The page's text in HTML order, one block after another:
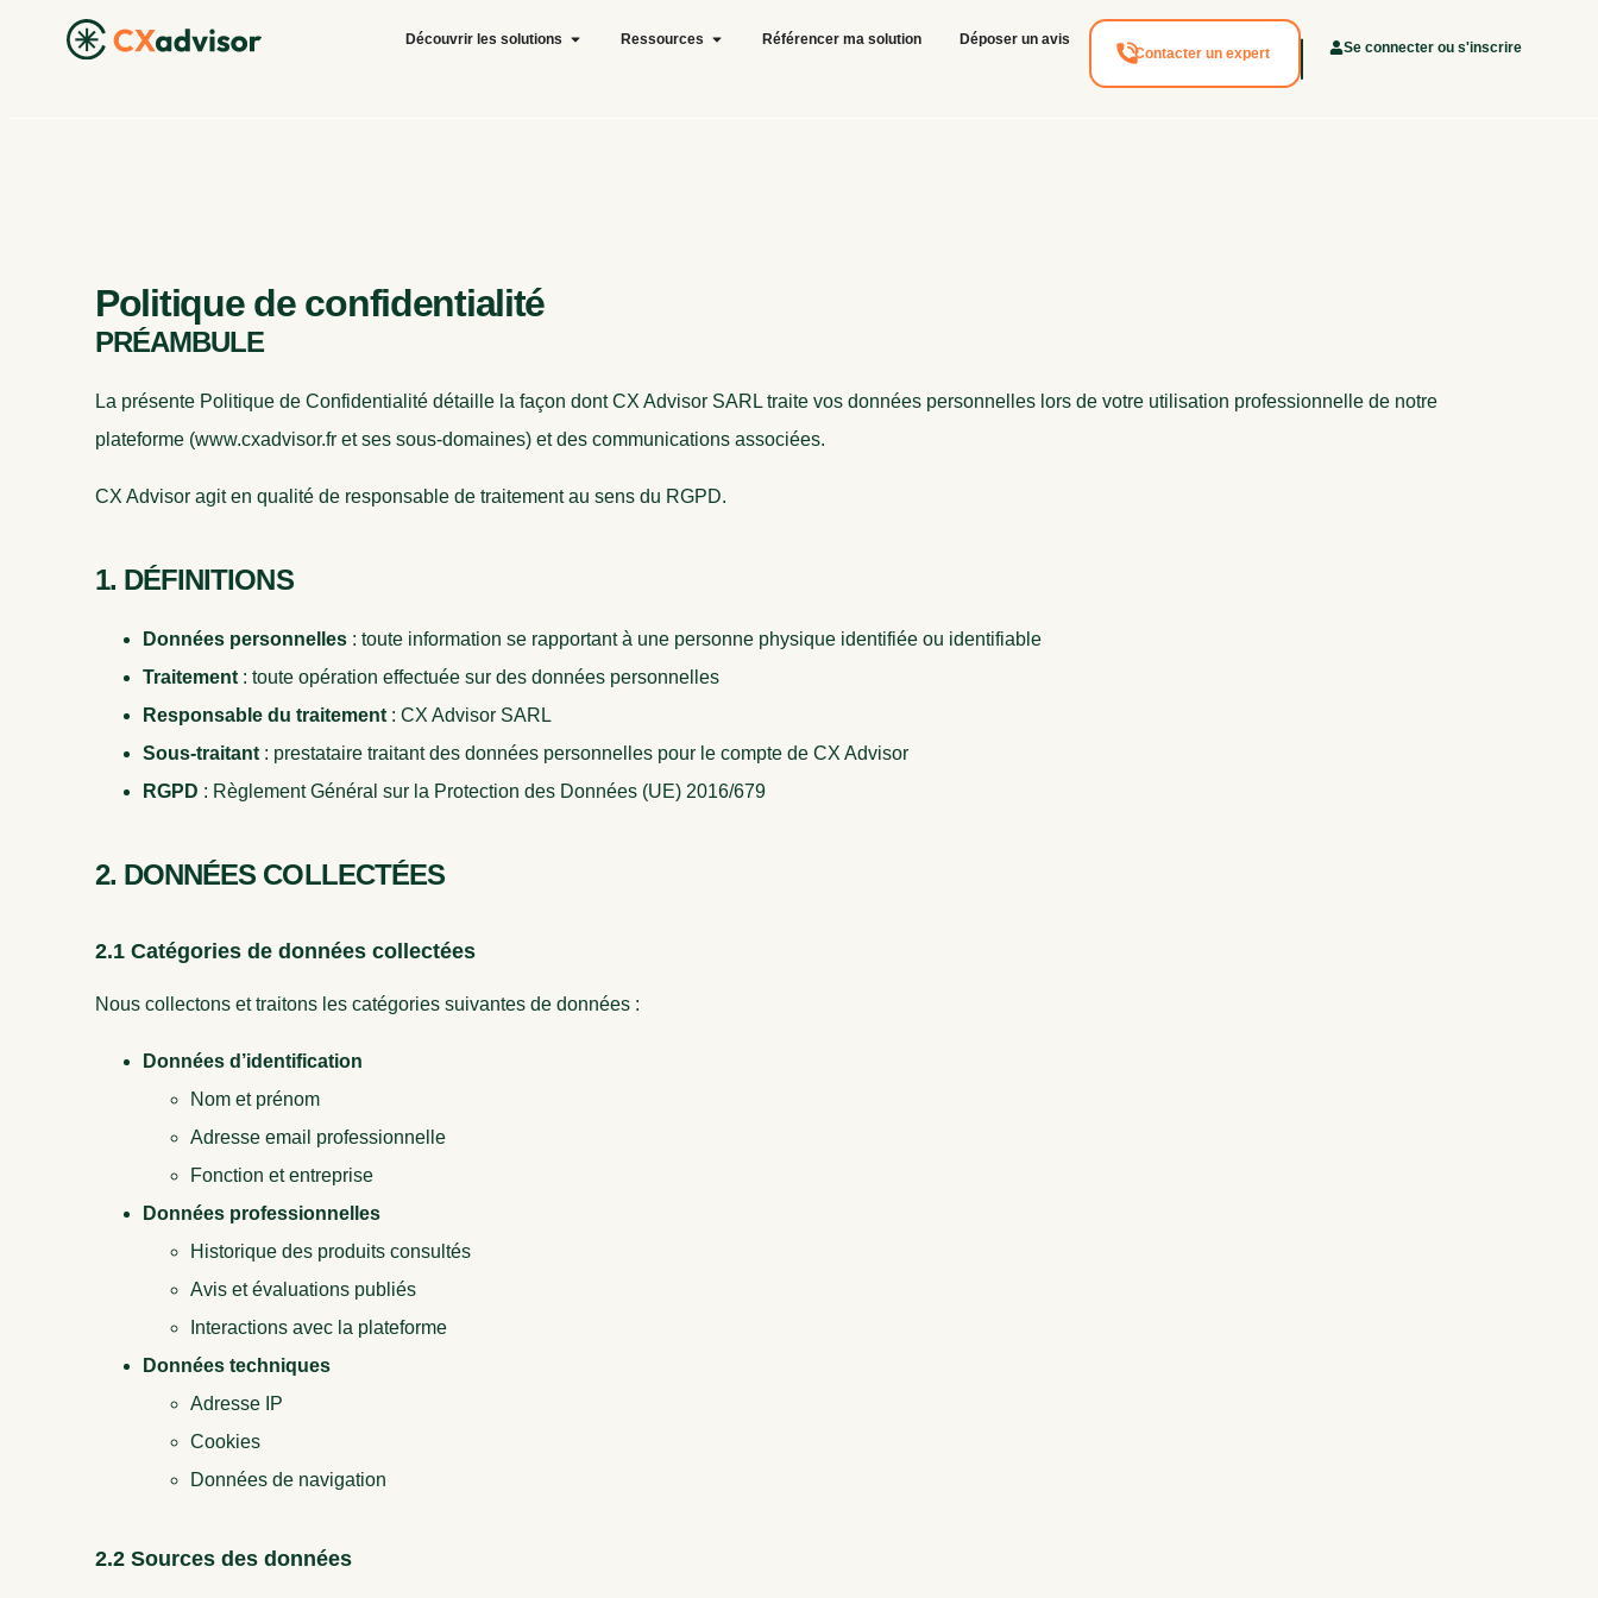
Découvrir les solutions Ressources Référencer ma solution
Déposer un avis
Contacter un expert
Se connecter ou s'inscrire
Politique de confidentialité
PRÉAMBULE
La présente Politique de Confidentialité détaille la façon dont CX Advisor SARL traite vos données personnelles lors de votre utilisation professionnelle de notre
plateforme (www.cxadvisor.fr et ses sous-domaines) et des communications associées.
CX Advisor agit en qualité de responsable de traitement au sens du RGPD.
1. DÉFINITIONS
Données personnelles : toute information se rapportant à une personne physique identifiée ou identifiable
Traitement : toute opération effectuée sur des données personnelles
Responsable du traitement : CX Advisor SARL
Sous-traitant : prestataire traitant des données personnelles pour le compte de CX Advisor
RGPD : Règlement Général sur la Protection des Données (UE) 2016/679
2. DONNÉES COLLECTÉES
2.1 Catégories de données collectées
Nous collectons et traitons les catégories suivantes de données :
Données d’identification
Nom et prénom
Adresse email professionnelle
Fonction et entreprise
Données professionnelles
Historique des produits consultés
Avis et évaluations publiés
Interactions avec la plateforme
Données techniques
Adresse IP
Cookies
Données de navigation
2.2 Sources des données